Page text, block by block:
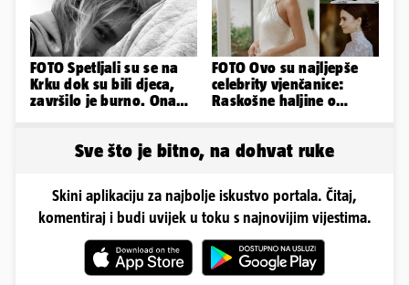
FOTO Spetljali su se na
Krku dok su bili djeca,
završilo je burno. Ona
FOTO Ovo su najljepše
celebrity vjenčanice:
Raskošne haljine o
Sve što je bitno, na dohvat ruke
Skini aplikaciju za najbolje iskustvo portala. Čitaj,
komentiraj i budi uvijek u toku s najnovijim vijestima.